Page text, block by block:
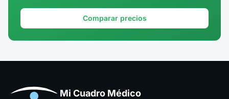
Huesca
Comparar precios
Mi Cuadro Médico